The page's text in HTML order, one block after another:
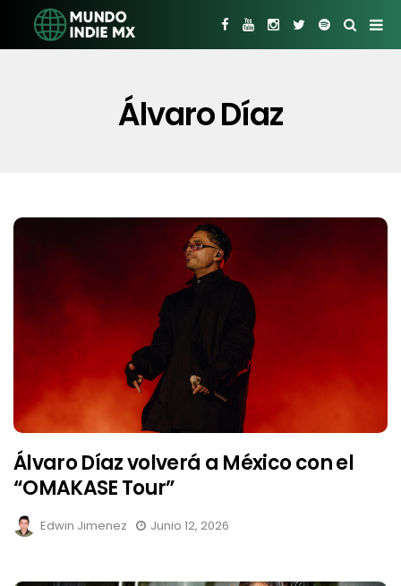
Álvaro Díaz
Álvaro Díaz volverá a México con el
“OMAKASE Tour”
Edwin Jimenez Junio 12, 2026